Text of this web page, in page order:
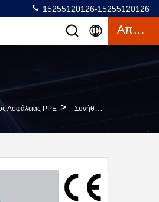
15255120126-15255120126
Απόσπασμα
Ασφάλειας PPE > Συνήθεια Κατάλληλο Breahable Εργαστηριακών Μίας Χρήσης Ιατρική Καλυμμάτων Για Μακρυμάλλη